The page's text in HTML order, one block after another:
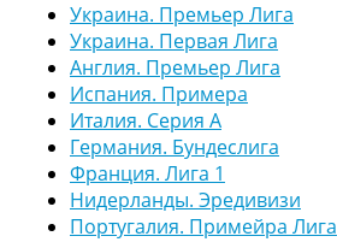
Украина. Премьер Лига
Украина. Первая Лига
Англия. Премьер Лига
Испания. Примера
Италия. Серия А
Германия. Бундеслига
Франция. Лига 1
Нидерланды. Эредивизи
Португалия. Примейра Лига